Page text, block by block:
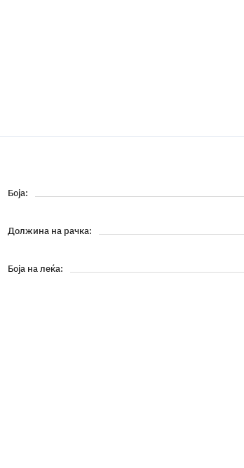
Боја:
Должина на рачка:
Боја на леќа: